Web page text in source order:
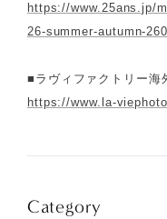
https://www.25ans.jp/
26-summer-autumn-
■ラヴィファクトリー海
https://www.la-
Category